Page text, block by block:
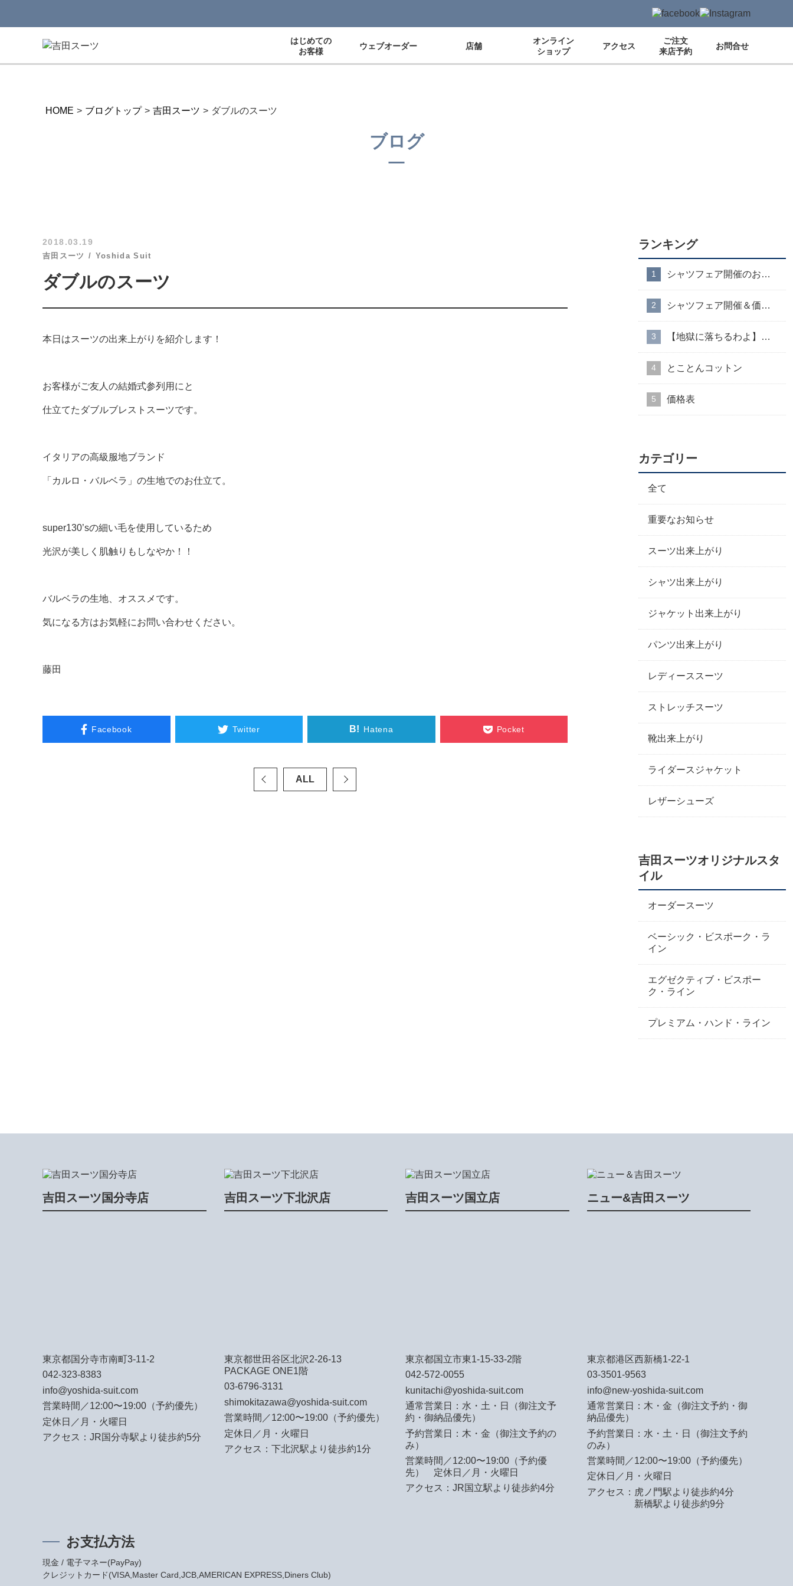
はじめての
お客様
ウェブオーダー 店舗
オンライン
ショップ
アクセス
ご注文
来店予約
お問合せ
HOME > ブログトップ > 吉田スーツ > ダブルのスーツ
ブログ
2018.03.19
吉田スーツ Yoshida Suit
ダブルのスーツ
本日はスーツの出来上がりを紹介します！
お客様がご友人の結婚式参列用にと
仕立てたダブルブレストスーツです。
イタリアの高級服地ブランド
「カルロ・バルベラ」の生地でのお仕立て。
super130’sの細い毛を使用しているため
光沢が美しく肌触りもしなやか！！
バルベラの生地、オススメです。
気になる方はお気軽にお問い合わせください。
藤田
Facebook Twitter B! Hatena Pocket
ALL
ランキング
シャツフェア開催のお知らせ
シャツフェア開催＆価格改定のお知らせ
【地獄に落ちるわよ】衣装協力のお知らせ
とことんコットン
価格表
カテゴリー
全て
重要なお知らせ
スーツ出来上がり
シャツ出来上がり
ジャケット出来上がり
パンツ出来上がり
レディーススーツ
ストレッチスーツ
靴出来上がり
ライダースジャケット
レザーシューズ
吉田スーツオリジナルスタ
イル
オーダースーツ
ベーシック・ビスポーク・ラ
イン
エグゼクティブ・ビスポー
ク・ライン
プレミアム・ハンド・ライン
吉田スーツ国分寺店
東京都国分寺市南町3-11-2
042-323-8383
info@yoshida-suit.com
営業時間／12:00〜19:00（予約優先）
定休日／月・火曜日
アクセス：JR国分寺駅より徒歩約5分
吉田スーツ下北沢店
東京都世田谷区北沢2-26-13
PACKAGE ONE1階
03-6796-3131
shimokitazawa@yoshida-suit.com
営業時間／12:00〜19:00（予約優先）
定休日／月・火曜日
アクセス：下北沢駅より徒歩約1分
吉田スーツ国立店
東京都国立市東1-15-33-2階
042-572-0055
kunitachi@yoshida-suit.com
通常営業日：水・土・日（御注文予
約・御納品優先）
予約営業日：木・金（御注文予約の
み）
営業時間／12:00〜19:00（予約優
先） 定休日／月・火曜日
アクセス：JR国立駅より徒歩約4分
ニュー&吉田スーツ
東京都港区西新橋1-22-1
03-3501-9563
info@new-yoshida-suit.com
通常営業日：木・金（御注文予約・御
納品優先）
予約営業日：水・土・日（御注文予約
のみ）
営業時間／12:00〜19:00（予約優先）
定休日／月・火曜日
アクセス： 虎ノ門駅より徒歩約4分
新橋駅より徒歩約9分
お支払方法
現金 / 電子マネー(PayPay)
クレジットカード(VISA,Master Card,JCB,AMERICAN EXPRESS,Diners Club)